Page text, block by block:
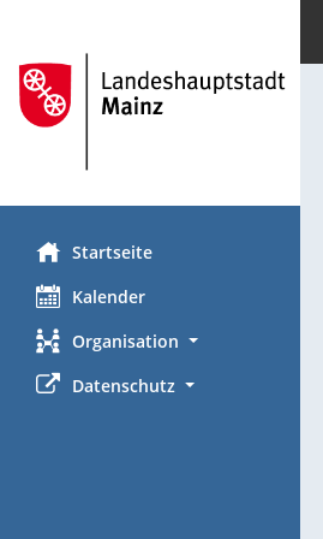
Startseite
Kalender
Organisation
Datenschutz